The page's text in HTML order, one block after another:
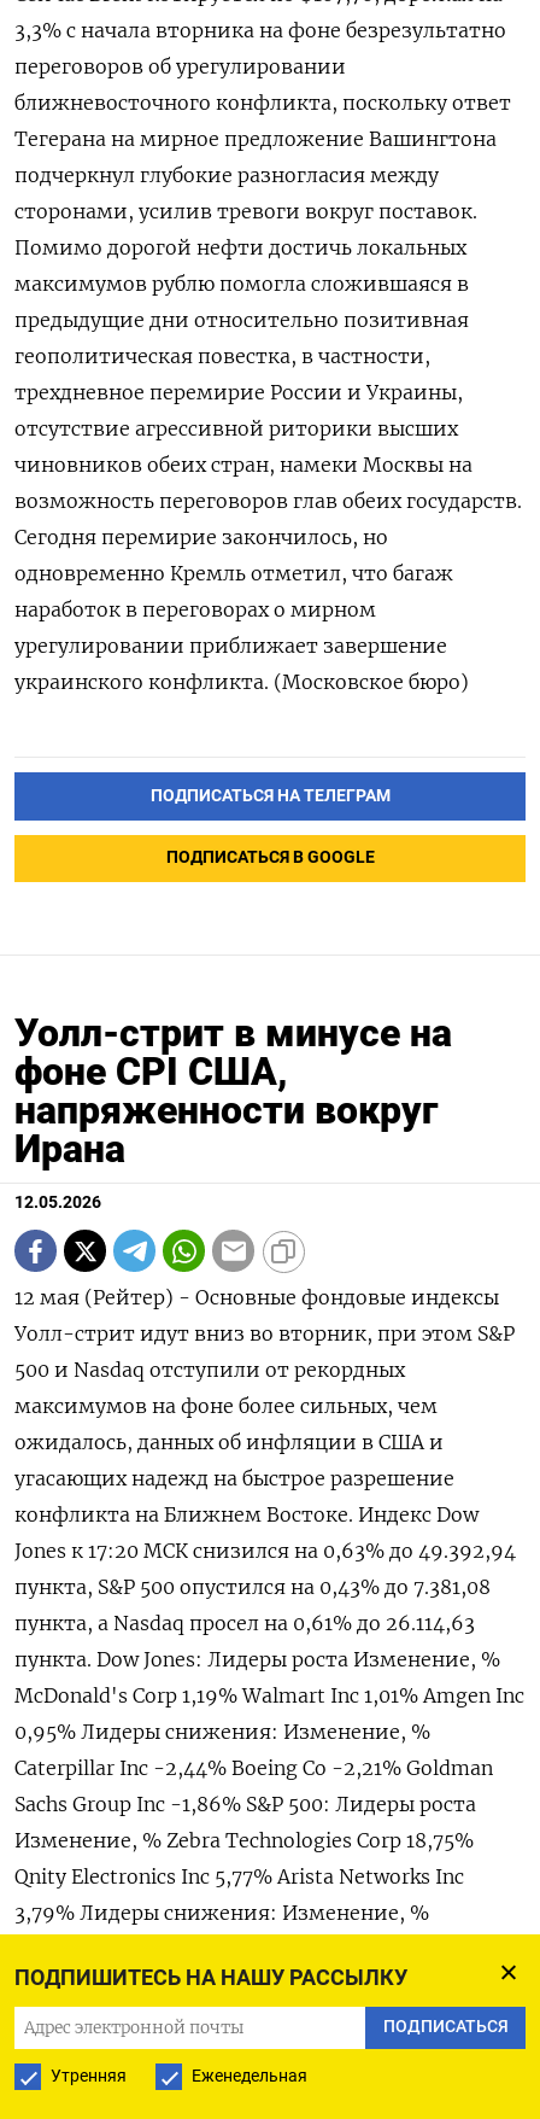
ПОДПИШИТЕСЬ НА НАШУ РАССЫЛКУ
ПОДПИСАТЬСЯ
Утренняя Еженедельная
3,3% с начала вторника на ‌фоне безрезультатно
переговоров об урегулировании
ближневосточного конфликта, поскольку ответ
Тегерана на мирное предложение Вашингтона
подчеркнул глубокие разногласия между
сторонами, усилив тревоги вокруг ‌поставок.
Помимо дорогой нефти достичь локальных
максимумов рублю помогла сложившаяся в
предыдущие дни относительно позитивная
геополитическая повестка, в частности,
трехдневное перемирие России и Украины,
отсутствие агрессивной ​риторики высших
чиновников обеих стран, намеки Москвы на
возможность переговоров глав обеих государств.
Сегодня перемирие закончилось, но
одновременно ‌Кремль отметил, что багаж
наработок в переговорах о мирном
урегулировании приближает завершение
украинского конфликта. (Московское бюро)
ПОДПИСАТЬСЯ НА ТЕЛЕГРАМ
ПОДПИСАТЬСЯ В GOOGLE
Уолл-стрит в минусе на
фоне CPI США,
напряженности вокруг
Ирана
12.05.2026
12 мая (Рейтер) - Основные фондовые индексы
Уолл-стрит идут вниз во вторник, при этом S&P
‌500 и Nasdaq отступили от рекордных
максимумов на фоне более сильных, чем
ожидалось, данных об ​инфляции в США ​и ​
угасающих надежд на ⁠быстрое разрешение
конфликта на ‌Ближнем Востоке. Индекс Dow
Jones ‌к 17:20 МСК снизился на 0,63% ​до 49.392,94
пункта, S&‌P 500 опустился на 0,43% ​до 7.381,08
пункта, а Nasdaq ‌просел на 0,61% до 26.114,63
пункта. Dow Jones: Лидеры роста Изменение, %
McDonald's ​Corp 1,19% Walmart ​Inc 1,01% Amgen ‌Inc
0,95% Лидеры снижения: Изменение, %
Caterpillar Inc -2,44% Boeing Co -​2,21% Goldman
Sachs Group Inc -1,86% S&P 500: Лидеры роста
Изменение, % Zebra Technologies Corp 18,75%
Qnity Electronics Inc 5,77% Arista Networks Inc
3,79% Лидеры снижения: Изменение, %
Semiconductor Corp -4,​77% Nasdaq: Лидеры роста
Изменение, % BuzzFeed Inc 115,⁠1% Ernexa
Therapeutics Inc 84,05% Dreamland Ltd 47,12%
Лидеры снижения: Изменение, % Power Solutions